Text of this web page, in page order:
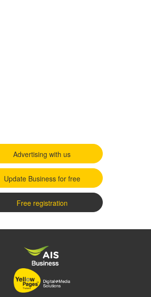
Advertising with us
Update Business for free
Free registration